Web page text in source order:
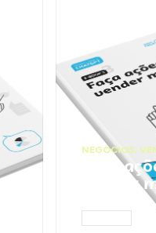
NEGÓCIOS,
Faça
vender